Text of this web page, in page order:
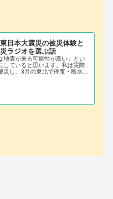
東日本大震災の被災体験と
ラジオを選ぶ話
地震が来る可能性が高い」とい
していると思います。私は実際
災し、3月の東北で停電・断水生